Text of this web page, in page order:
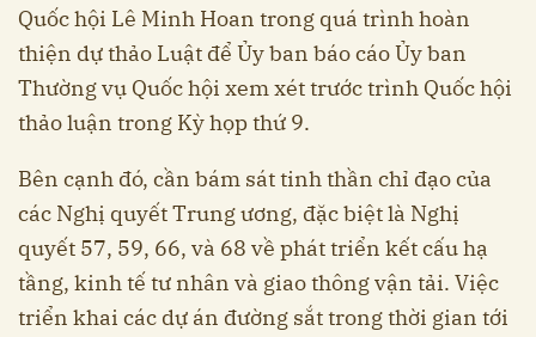
Quốc hội Lê Minh Hoan trong quá trình hoàn
thiện dự thảo Luật để Ủy ban báo cáo Ủy ban
Thường vụ Quốc hội xem xét trước trình Quốc hội
thảo luận trong Kỳ họp thứ 9.
Bên cạnh đó, cần bám sát tinh thần chỉ đạo của
các Nghị quyết Trung ương, đặc biệt là Nghị
quyết 57, 59, 66, và 68 về phát triển kết cấu hạ
tầng, kinh tế tư nhân và giao thông vận tải. Việc
triển khai các dự án đường sắt trong thời gian tới